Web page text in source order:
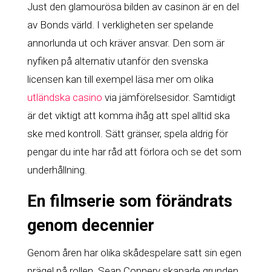
Just den glamourösa bilden av casinon är en del
av Bonds värld. I verkligheten ser spelande
annorlunda ut och kräver ansvar. Den som är
nyfiken på alternativ utanför den svenska
licensen kan till exempel läsa mer om olika
utländska casino via jämförelsesidor. Samtidigt
är det viktigt att komma ihåg att spel alltid ska
ske med kontroll. Sätt gränser, spela aldrig för
pengar du inte har råd att förlora och se det som
underhållning.
En filmserie som förändrats
genom decennier
Genom åren har olika skådespelare satt sin egen